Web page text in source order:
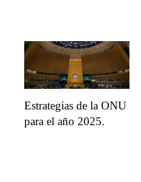
Estrategias de la ONU
para el año 2025.